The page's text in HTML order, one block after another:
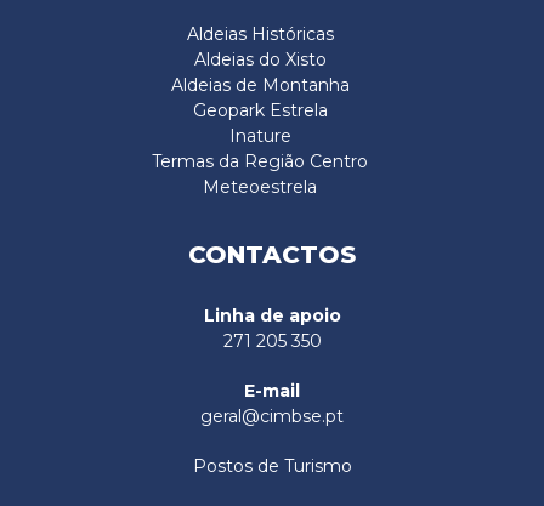
Aldeias Históricas
Aldeias do Xisto
Aldeias de Montanha
Geopark Estrela
Inature
Termas da Região Centro
Meteoestrela
CONTACTOS
Linha de apoio
271 205 350
E-mail
geral@cimbse.pt
Postos de Turismo